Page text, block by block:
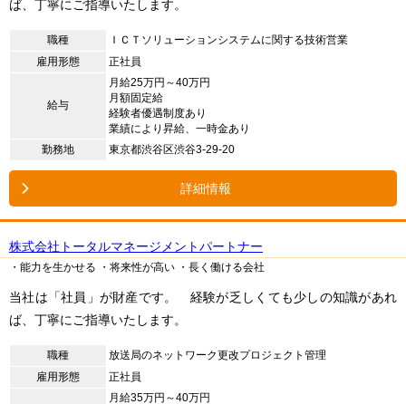
ば、丁寧にご指導いたします。
職種
ＩＣＴソリューションシステムに関する技術営業
雇用形態
正社員
給与
月給25万円～40万円
月額固定給
経験者優遇制度あり
業績により昇給、一時金あり
勤務地
東京都渋谷区渋谷3-29-20
詳細情報
株式会社トータルマネージメントパートナー
・能力を生かせる ・将来性が高い ・長く働ける会社
当社は「社員」が財産です。 経験が乏しくても少しの知識があれ
ば、丁寧にご指導いたします。
職種
放送局のネットワーク更改プロジェクト管理
雇用形態
正社員
月給35万円～40万円